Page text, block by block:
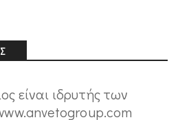
είναι ιδρυτής των